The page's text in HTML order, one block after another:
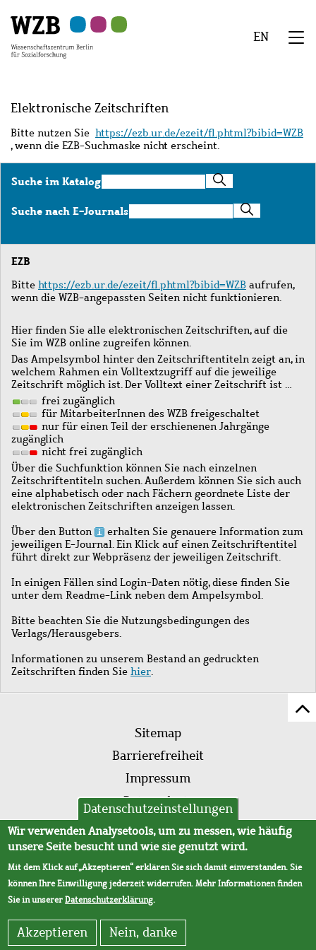
Hauptinhalt
springen
Navigation
springen
Suche
springen
Sekundärnavigation
springen
Fußzeile
springen
EN
Elektronische Zeitschriften
Bitte nutzen Sie https://ezb.ur.de/ezeit/fl.phtml?bibid=WZB
, wenn die EZB-Suchmaske nicht erscheint.
Suche im KatalogSuche
im
Katalog
Suche nach E-JournalsSuche
nach
Journals
EZB
Bitte https://ezb.ur.de/ezeit/fl.phtml?bibid=WZB aufrufen,
wenn die WZB-angepassten Seiten nicht funktionieren.
Hier finden Sie alle elektronischen Zeitschriften, auf die
Sie im WZB online zugreifen können.
Das Ampelsymbol hinter den Zeitschriftentiteln zeigt an, in
welchem Rahmen ein Volltextzugriff auf die jeweilige
Zeitschrift möglich ist. Der Volltext einer Zeitschrift ist …
frei zugänglich
für MitarbeiterInnen des WZB freigeschaltet
nur für einen Teil der erschienenen Jahrgänge
zugänglich
nicht frei zugänglich
Über die Suchfunktion können Sie nach einzelnen
Zeitschriftentiteln suchen. Außerdem können Sie sich auch
eine alphabetisch oder nach Fächern geordnete Liste der
elektronischen Zeitschriften anzeigen lassen.
Über den Button
erhalten Sie genauere Information zum
jeweiligen E-Journal. Ein Klick auf einen Zeitschriftentitel
führt direkt zur Webpräsenz der jeweiligen Zeitschrift.
In einigen Fällen sind Login-Daten nötig, diese finden Sie
unter dem Readme-Link neben dem Ampelsymbol.
Bitte beachten Sie die Nutzungsbedingungen des
Verlags/Herausgebers.
Informationen zu unserem Bestand an gedruckten
Zeitschriften finden Sie hier.
Fußleistenmenü
Sitemap
Barrierefreiheit
Impressum
Datenschutz
AVB
Datenschutzeinstellungen
Wir verwenden Analysetools, um zu messen, wie häufig
unsere Seite besucht und wie sie genutzt wird.
Mit dem Klick auf „Akzeptieren“ erklären Sie sich damit einverstanden. Sie
können Ihre Einwilligung jederzeit widerrufen. Mehr Informationen finden
Sie in unsererDatenschutzerklärung.
Akzeptieren Nein, danke